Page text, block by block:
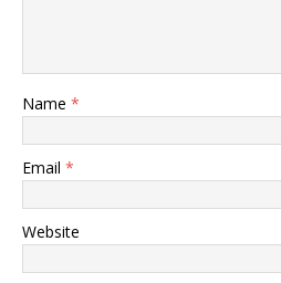
Name *
Email *
Website